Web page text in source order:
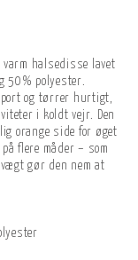
varm halsedisse lavet
50% polyester.
og tørrer hurtigt,
i koldt vejr. Den
orange side for øget
flere måder – som
gør den nem at